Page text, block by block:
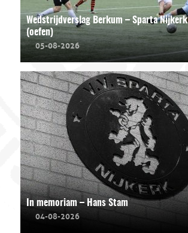
Wedstrijdverslag Berkum – Sparta Nijkerk
(oefen)
05-08-2026
In memoriam – Hans Stam
04-08-2026